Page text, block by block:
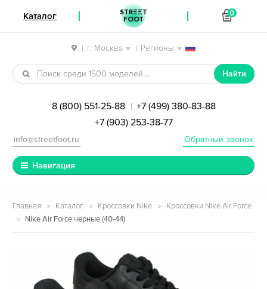
| г. Москва | Регионы
Перейти к навигации
Перейти к содержимому
Найти
8 (800) 551-25-88 | +7 (499) 380-83-88
+7 (903) 253-38-77
Обратный звонок
info@streetfoot.ru
Навигация
Главная Каталог Кроссовки Nike
Кроссовки Nike Air Force
Nike Air Force черные (40-44)
Каталог STREET
FOOT
0